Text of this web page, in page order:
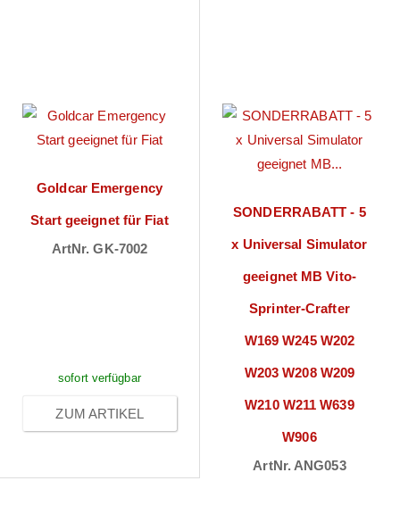
Goldcar Emergency
Start geeignet für Fiat
ArtNr. GK-7002
sofort verfügbar
ZUM ARTIKEL
SONDERRABATT - 5
x Universal Simulator
geeignet MB Vito-
Sprinter-Crafter
W169 W245 W202
W203 W208 W209
W210 W211 W639
W906
ArtNr. ANG053